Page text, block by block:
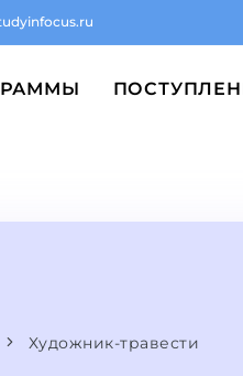
Художник-травести